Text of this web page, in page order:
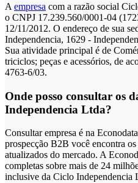
A empresa com a razão social
o CNPJ 17.239.560/0001-04
12/11/2012. O endereço de sua
Independencia, 1629 -
Sua atividade principal é de
triciclos; peças e acessórios, de
4763-6/03.
Onde posso consultar os
Independencia Ltda?
Consultar empresa é na
prospecção B2B você encontra
atualizados do mercado. A
completas sobre mais de 24
inclusive da Ciclo Independencia